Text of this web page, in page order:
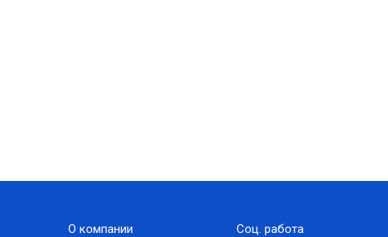
О компании
Соц. работа